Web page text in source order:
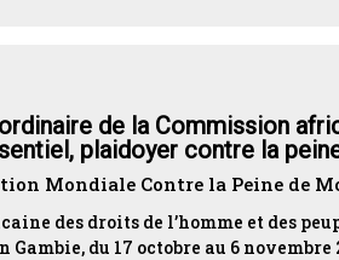
de la Commission
plaidoyer contre la
Mondiale Contre la Peine de
des droits de l’homme et des
Gambie, du 17 octobre au 6 novembre